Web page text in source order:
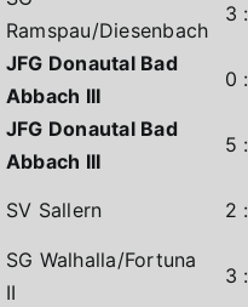
Ramspau/Diesenbach
3
JFG Donautal Bad
Abbach III
0
JFG Donautal Bad
Abbach III
5
SV Sallern 2
SG Walhalla/Fortuna
II
3